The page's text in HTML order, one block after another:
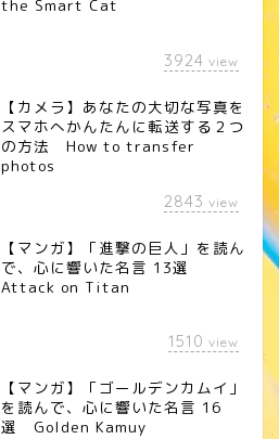
the Smart Cat
3924 view
【カメラ】あなたの大切な写真を
スマホへかんたんに転送する２つ
の方法 How to transfer
photos
2843 view
【マンガ】「進撃の巨人」を読ん
で、心に響いた名言 13選
Attack on Titan
1510 view
【マンガ】「ゴールデンカムイ」
を読んで、心に響いた名言 16
選 Golden Kamuy